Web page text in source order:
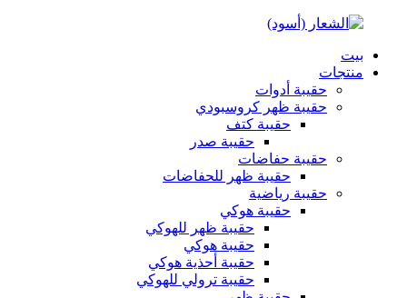
بيت
منتجات
حقيبة أدوات
حقيبة ظهر كروسبودي
حقيبة كتف
حقيبة صدر
حقيبة حفاضات
حقيبة ظهر للحفاضات
حقيبة رياضية
حقيبة هوكي
حقيبة ظهر للهوكي
حقيبة هوكي
حقيبة أحذية هوكي
حقيبة ترولي للهوكي